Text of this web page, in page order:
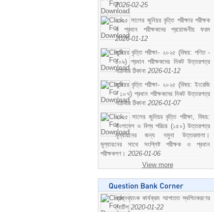
2026-02-25
২০২৫ সালের জুনিয়র বৃত্তি পরীক্ষার পরীক্ষক
ও প্রধান পরীক্ষকদের প্রয়োজনীয় ফরম
2026-01-12
জুনিয়র বৃত্তি পরীক্ষা- ২০২৫ (বিষয়: গণিত -
১০৯) প্রধান পরীক্ষকদের নিকট উত্তরপত্র
পাঠাবার ঠিকানা 2026-01-12
জুনিয়র বৃত্তি পরীক্ষা- ২০২৫ (বিষয়: ইংরেজি
- ১০৭) প্রধান পরীক্ষকদের নিকট উত্তরপত্র
পাঠাবার ঠিকানা 2026-01-07
২০২৫ সালের জুনিয়র বৃত্তি পরীক্ষা, বিষয়:
বাংলাদেশ ও বিশ্ব পরিচয় (১৫০) উত্তরপত্র
মূল্যায়নের জন্য নমুনা উত্তরমালা।
মূল্যায়নের সাথে সংশ্লিষ্ট পরীক্ষক ও প্রধান
পরীক্ষকগণ। 2026-01-06
View more
প্রশ্নব্যাংক কার্যক্রম আপাতত স্থগিতকরণের
নোটিশ 2020-01-22